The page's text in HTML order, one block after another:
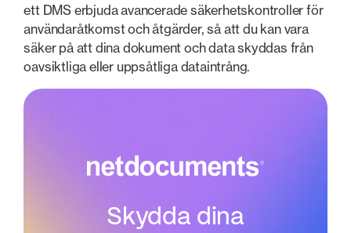
ett DMS erbjuda avancerade säkerhetskontroller för
användaråtkomst och åtgärder, så att du kan vara
säker på att dina dokument och data skyddas från
oavsiktliga eller uppsåtliga dataintrång.
Skydda dina